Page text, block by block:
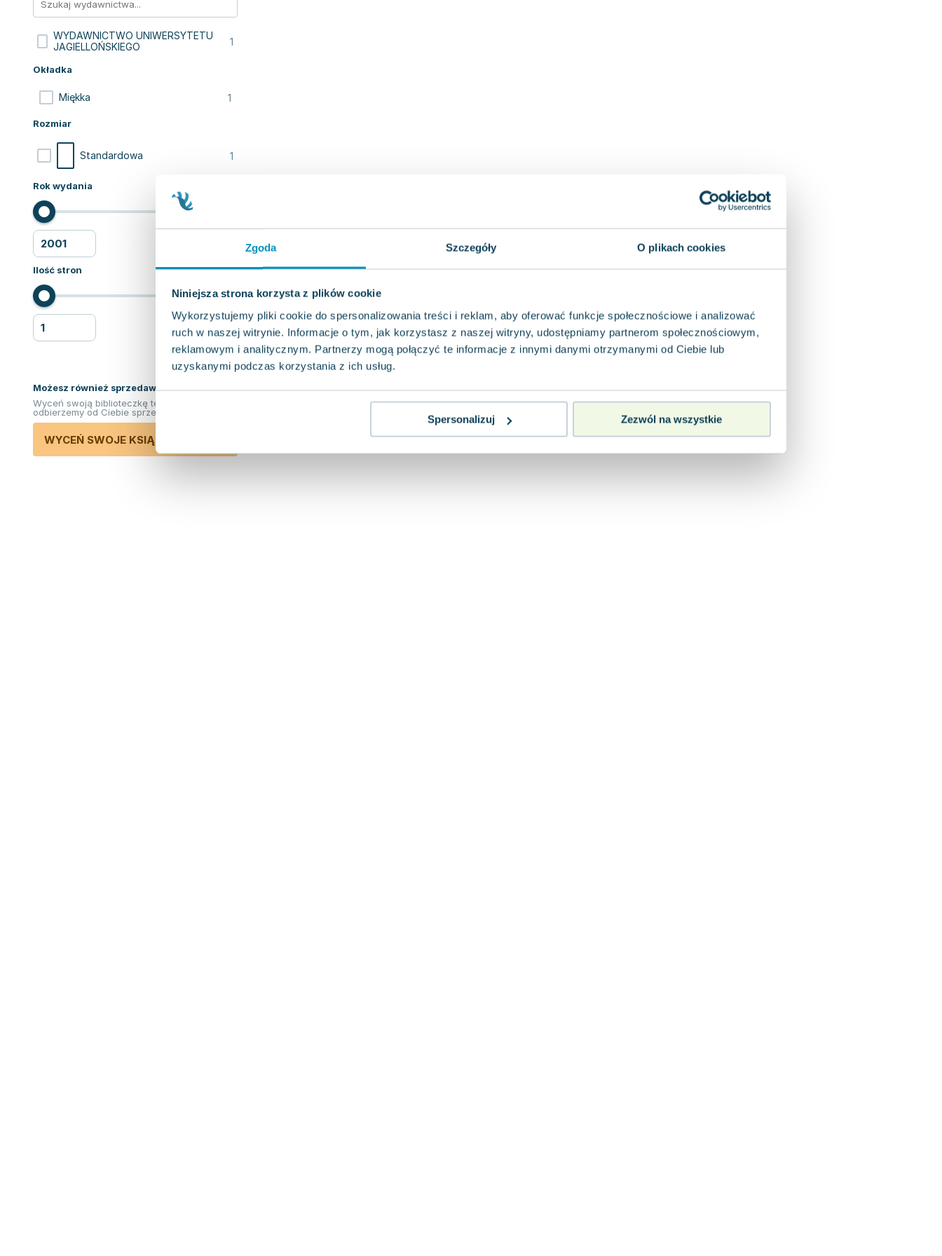
Zgoda Szczegóły O plikach cookies
Niniejsza strona korzysta z plików cookie
Wykorzystujemy pliki cookie do spersonalizowania treści i reklam, aby oferować funkcje społecznościowe i analizować
ruch w naszej witrynie. Informacje o tym, jak korzystasz z naszej witryny, udostępniamy partnerom społecznościowym,
reklamowym i analitycznym. Partnerzy mogą połączyć te informacje z innymi danymi otrzymanymi od Ciebie lub
uzyskanymi podczas korzystania z ich usług.
Spersonalizuj Zezwól na wszystkie
WYDAWNICTWO UNIWERSYTETU
JAGIELLOŃSKIEGO
1
Okładka
Miękka 1
Rozmiar
Standardowa 1
Rok wydania
Ilość stron
Możesz również sprzedawać ksiązki!
Wyceń swoją biblioteczkę teraz. Odkupimy i
odbierzemy od Ciebie sprzedane książki.
WYCEŃ SWOJE KSIĄŻKI